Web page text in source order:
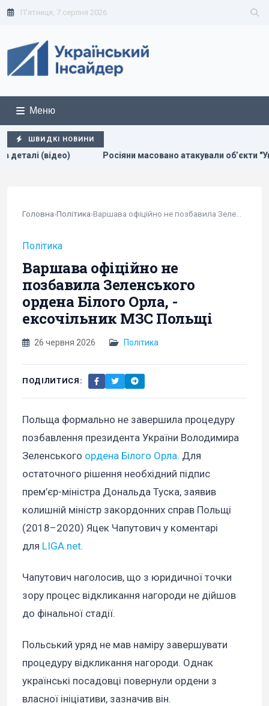
П'ятниця, 7 серпня 2026
Меню
ШВИДКІ НОВИНИ
атакували обʼєкти "Укрнафти": зруйновано критично
Головна›Політика›
Політика
Варшава офіційно не
позбавила Зеленського
ордена Білого Орла, -
ексочільник МЗС Польщі
26 червня 2026 Політика
ПОДІЛИТИСЯ:
Польща формально не завершила процедуру
позбавлення президента України Володимира
Зеленського ордена Білого Орла. Для
остаточного рішення необхідний підпис
прем’єр-міністра Дональда Туска, заявив
колишній міністр закордонних справ Польщі
(2018–2020) Яцек Чапутович у коментарі
для LIGA.net.
Чапутович наголосив, що з юридичної точки
зору процес відкликання нагороди не дійшов
до фінальної стадії.
Польський уряд не мав наміру завершувати
процедуру відкликання нагороди. Однак
українські посадовці повернули ордени з
власної ініціативи, зазначив він.